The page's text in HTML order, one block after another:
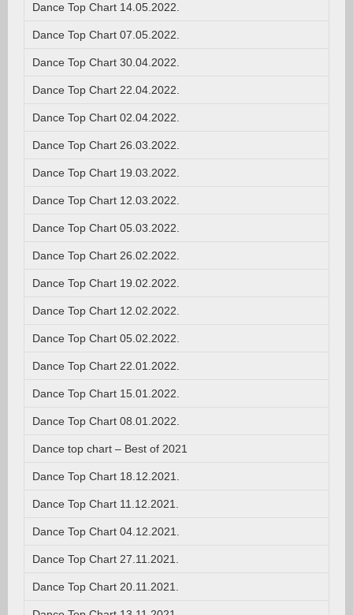
Dance Top Chart 14.05.2022.
Dance Top Chart 07.05.2022.
Dance Top Chart 30.04.2022.
Dance Top Chart 22.04.2022.
Dance Top Chart 02.04.2022.
Dance Top Chart 26.03.2022.
Dance Top Chart 19.03.2022.
Dance Top Chart 12.03.2022.
Dance Top Chart 05.03.2022.
Dance Top Chart 26.02.2022.
Dance Top Chart 19.02.2022.
Dance Top Chart 12.02.2022.
Dance Top Chart 05.02.2022.
Dance Top Chart 22.01.2022.
Dance Top Chart 15.01.2022.
Dance Top Chart 08.01.2022.
Dance top chart – Best of 2021
Dance Top Chart 18.12.2021.
Dance Top Chart 11.12.2021.
Dance Top Chart 04.12.2021.
Dance Top Chart 27.11.2021.
Dance Top Chart 20.11.2021.